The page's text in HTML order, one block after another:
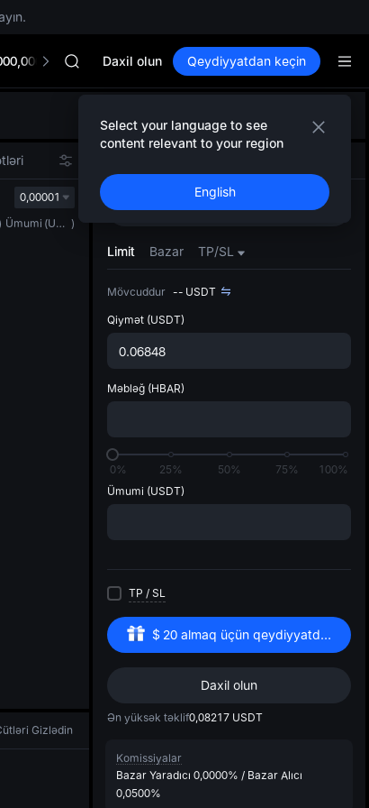
TradFi Gala
SPCX
SKYAI
ACE
SPCX
UNITREE
Unitree Future Now Live
Daxil olun Qeydiyyatdan keçin
Select your language to see
content relevant to your region
English
0,00001
Ümumi ( USDT )
Alın Satın
Limit Bazar TP/SL
Mövcuddur -- USDT
Qiymət (USDT)
Məbləğ (HBAR)
0% 25% 50% 75%
100%
Ümumi (USDT)
TP / SL
$ 20almaq üçün qeydiyyatdan
Daxil olun
Ən yüksək təklif0,08217 USDT
Komissiyalar
Bazar Yaradıcı 0,0000% / Bazar Alıcı
0,0500%
Gizlədin